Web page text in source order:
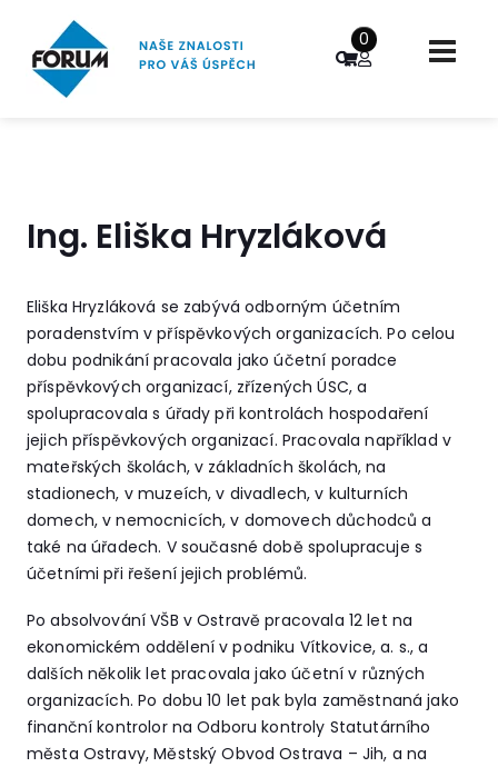
0
Ing. Eliška Hryzláková
Eliška Hryzláková se zabývá odborným účetním
poradenstvím v příspěvkových organizacích. Po celou
dobu podnikání pracovala jako účetní poradce
příspěvkových organizací, zřízených ÚSC, a
spolupracovala s úřady při kontrolách hospodaření
jejich příspěvkových organizací. Pracovala například v
mateřských školách, v základních školách, na
stadionech, v muzeích, v divadlech, v kulturních
domech, v nemocnicích, v domovech důchodců a
také na úřadech. V současné době spolupracuje s
účetními při řešení jejich problémů.
Po absolvování VŠB v Ostravě pracovala 12 let na
ekonomickém oddělení v podniku Vítkovice, a. s., a
dalších několik let pracovala jako účetní v různých
organizacích. Po dobu 10 let pak byla zaměstnaná jako
finanční kontrolor na Odboru kontroly Statutárního
města Ostravy, Městský Obvod Ostrava – Jih, a na